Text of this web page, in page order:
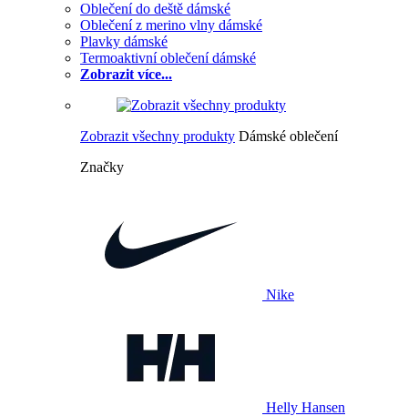
Oblečení do deště dámské
Oblečení z merino vlny dámské
Plavky dámské
Termoaktivní oblečení dámské
Zobrazit více...
Zobrazit všechny produkty Dámské oblečení
Značky
Nike
Helly Hansen